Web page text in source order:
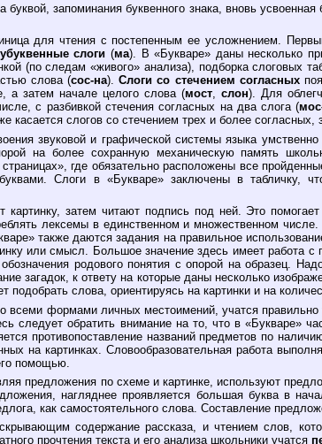
буквой, запоминания буквенного знака, вновь
для чтения с постепенным ее усложнением.
слоги (ма). В «Букваре» даны несколько
(по следам «живого» анализа), подборка слоговых
слова (сос-на).Слоги со стечением согласных
а затем начале целого слова (мост, слон). Для
с разбивкой стечения согласных на два слога (
касается слогов со стечением трех и более
звуковой и графической системы языка
на более сохранную механическую память
где обязательно расположены все
Слоги в «Букваре» заключены в табличку,
картинку, затем читают подпись под ней. Это
лексемы в единственном и множественном
также даются задания на правильное
или смысл. Большое значение здесь имеет работа
родового понятия с опорой на образец.
загадок, к ответу на которые даны несколько
слова, ориентируясь на картинки и на
всеми формами личных местоимений, учатся
обратить внимание на то, что в «Букваре»
противопоставление названий предметов по
на картинках. Словообразовательная работа
помощью.
предложения по схеме и картинке, используют
нагляднее проявляется большая буква в
как самостоятельного слова. Составление
содержание рассказа, и чтением слов,
прочтения текста и его анализа школьники учатся